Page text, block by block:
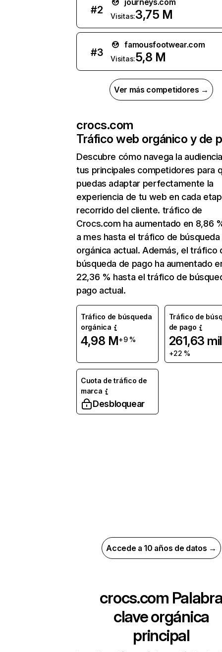
#2
journeys.com
Visitas:3,75 M
#3
famousfootwear.com
Visitas:5,8 M
Ver más competidores →
crocs.com
Tráfico web orgánico y de
Descubre cómo navega la
tus principales competidores para
puedas adaptar perfectamente la
experiencia de tu web en cada
recorrido del cliente. tráfico de
Crocs.com ha aumentado en 8,86
a mes hasta el tráfico de búsqueda
orgánica actual. Además, el tráfico
búsqueda de pago ha aumentado
22,36 % hasta el tráfico de
pago actual.
Tráfico de búsqueda
orgánica
4,98 M+9 %
Tráfico de
de pago
261,63 mil
+22 %
Cuota de tráfico de
marca
Desbloquear
Accede a 10 años de datos →
crocs.com
clave orgánica
principal